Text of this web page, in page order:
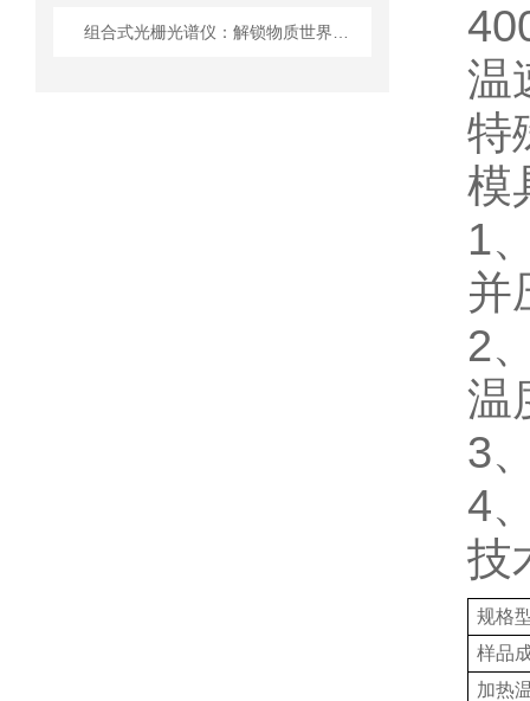
温
特
模
1
并
2
温
3
4
技
规格
样品
加热